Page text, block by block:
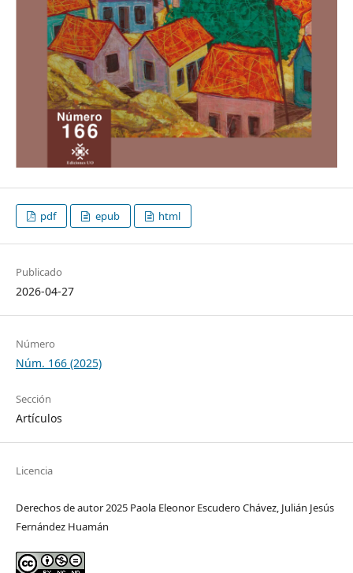
pdf epub html
Publicado
2026-04-27
Número
Núm. 166 (2025)
Sección
Artículos
Licencia
Derechos de autor 2025 Paola Eleonor Escudero Chávez, Julián Jesús
Fernández Huamán